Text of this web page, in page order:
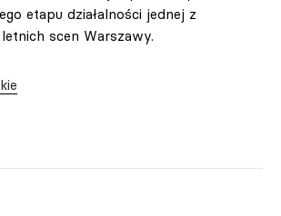
etapu działalności jednej z
scen Warszawy.